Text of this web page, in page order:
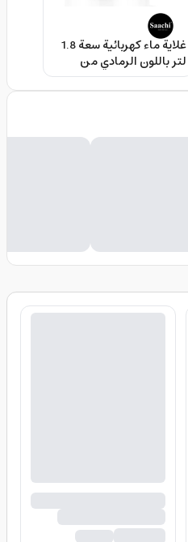
غلاية ماء كهربائية سعة 1.8
لتر باللون الرمادي من
ساتشي Saachi Electric
Kettle